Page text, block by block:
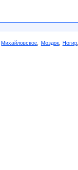
,Михайловское Моздок,Ногир